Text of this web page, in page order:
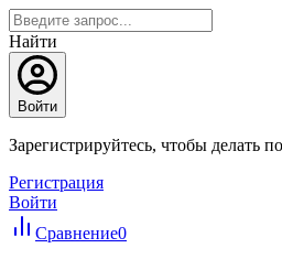
Найти
Войти
Зарегистрируйтесь, чтобы делать
Регистрация
Войти
Сравнение0